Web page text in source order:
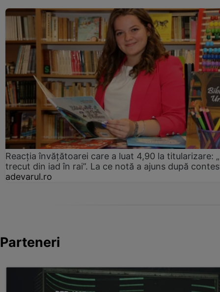
Reacția învățătoarei care a luat 4,90 la titularizare:
trecut din iad în rai”. La ce notă a ajuns după
adevarul.ro
Parteneri